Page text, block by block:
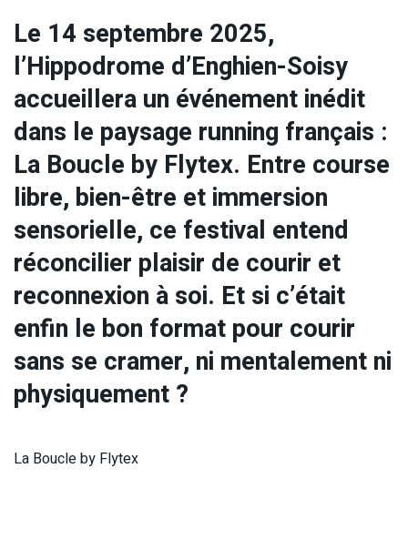
Le 14 septembre 2025,
l’Hippodrome d’Enghien-Soisy
accueillera un événement inédit
dans le paysage running français :
La Boucle by Flytex. Entre course
libre, bien-être et immersion
sensorielle, ce festival entend
réconcilier plaisir de courir et
reconnexion à soi. Et si c’était
enfin le bon format pour courir
sans se cramer, ni mentalement ni
physiquement ?
La Boucle by Flytex